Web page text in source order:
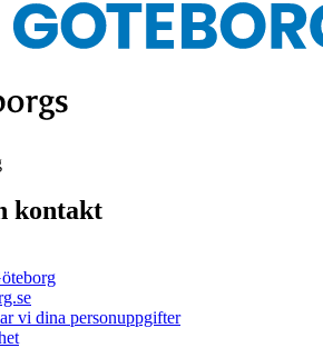
kontakt
vi dina personuppgifter